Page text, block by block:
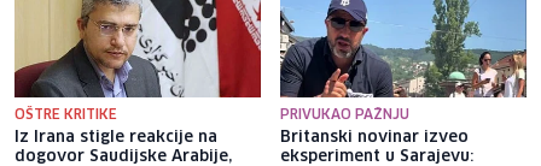
OŠTRE KRITIKE
Iz Irana stigle reakcije na
dogovor Saudijske Arabije,
PRIVUKAO PAŽNJU
Britanski novinar izveo
eksperiment u Sarajevu: